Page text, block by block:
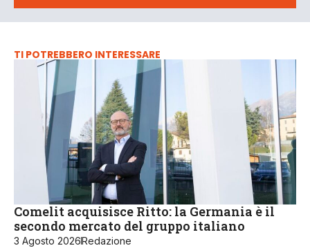
TI POTREBBERO INTERESSARE
Comelit acquisisce Ritto: la Germania è il
secondo mercato del gruppo italiano
3 Agosto 2026Redazione